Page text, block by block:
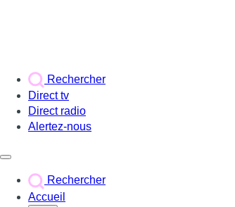
Rechercher
Direct tv
Direct radio
Alertez-nous
Rechercher
Accueil